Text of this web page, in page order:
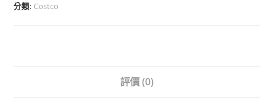
分類: Costco
評價 (0)